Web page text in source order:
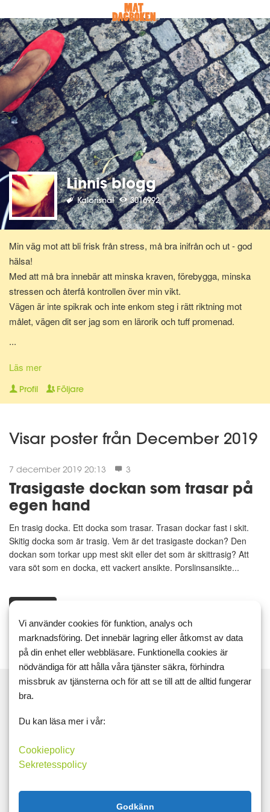
Linnis blogg
Kalorisnål 3016992
Min väg mot att bli frisk från stress, må bra inifrån och ut - god
hälsa!
Med att må bra innebär att minska kraven, förebygga, minska
stressen och återfå kontrollen över min vikt.
Vägen är inte spikrak och inte enkom steg i rätt riktning mot
målet, vägen dit ser jag som en lärorik och tuff promenad.
steg i rätt riktning i sig som gör mödan värd.
Steg läggs till danssteg, nu är det bara resten kvar mot god
hälsa.
...
Läs mer
Profil Följare
Visar poster från December 2019
7 december 2019 20:13 3
Trasigaste dockan som trasar på
egen hand
En trasig docka. Ett docka som trasar. Trasan dockar fast i skit.
Skitig docka som är trasig. Vem är det trasigaste dockan? Den
dockan som torkar upp mest skit eller det som är skittrasig? Att
vara söt som en docka, ett vackert ansikte. Porslinsansikte...
Sök
Taggar
frukost gastric bypass
Vi använder cookies för funktion, analys och
marknadsföring. Det innebär lagring eller åtkomst av data
på din enhet eller webbläsare. Funktionella cookies är
nödvändiga för att hålla våra tjänster säkra, förhindra
missbruk av tjänsterna och för att se till att de alltid fungerar
bra.
Du kan läsa mer i vår:
Cookiepolicy
Sekretesspolicy
Godkänn